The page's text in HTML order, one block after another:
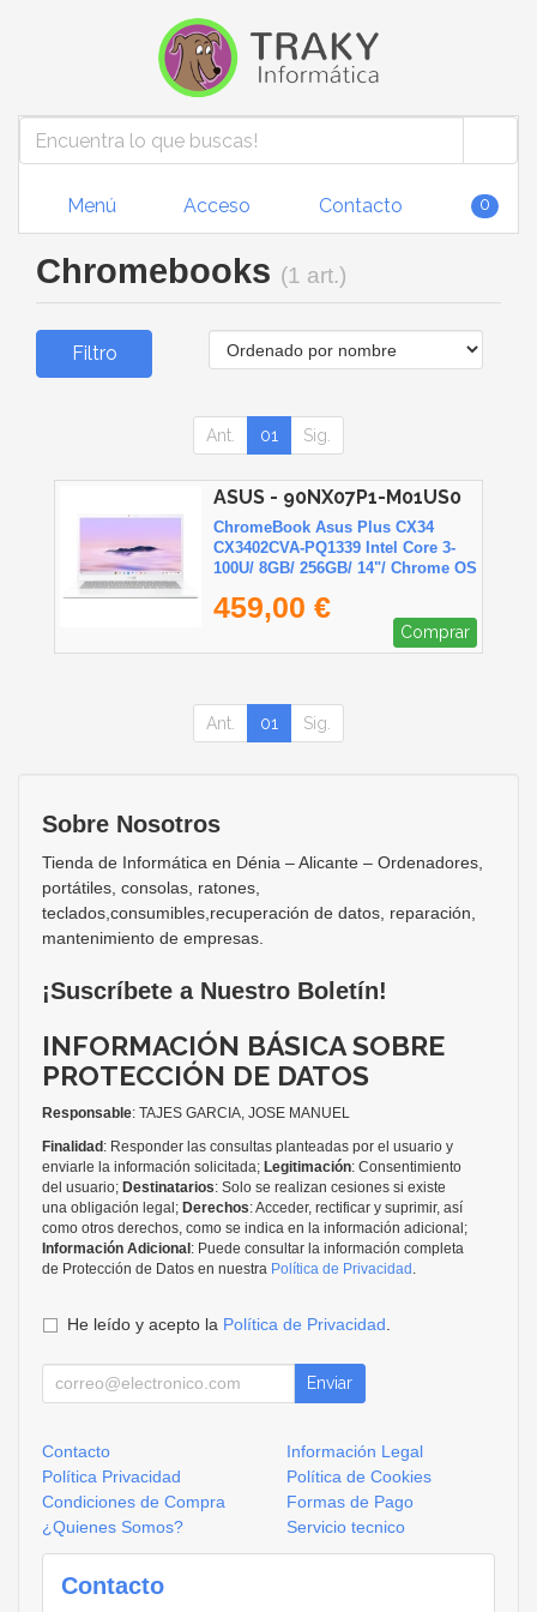
Menú Acceso Contacto 0
Chromebooks (1 art.)
Filtro
Ant. 01 Sig.
ASUS - 90NX07P1-M01US0
ChromeBook Asus Plus CX34
CX3402CVA-PQ1339 Intel Core 3-
100U/ 8GB/ 256GB/ 14"/ Chrome OS
459,00 €
Comprar
Ant. 01 Sig.
Sobre Nosotros
Tienda de Informática en Dénia – Alicante – Ordenadores,
portátiles, consolas, ratones,
teclados,consumibles,recuperación de datos, reparación,
mantenimiento de empresas.
¡Suscríbete a Nuestro Boletín!
INFORMACIÓN BÁSICA SOBRE
PROTECCIÓN DE DATOS
Responsable: TAJES GARCIA, JOSE MANUEL
Finalidad : Responder las consultas planteadas por el usuario y
enviarle la información solicitada; Legitimación: Consentimiento
del usuario; Destinatarios: Solo se realizan cesiones si existe
una obligación legal; Derechos: Acceder, rectificar y suprimir, así
como otros derechos, como se indica en la información adicional;
Información Adicional : Puede consultar la información completa
de Protección de Datos en nuestra Política de Privacidad
He leído y acepto la Política de Privacidad
Enviar
Contacto
Información Legal
Política Privacidad
Política de Cookies
Condiciones de Compra
Formas de Pago
¿Quienes Somos?
Servicio tecnico
Contacto